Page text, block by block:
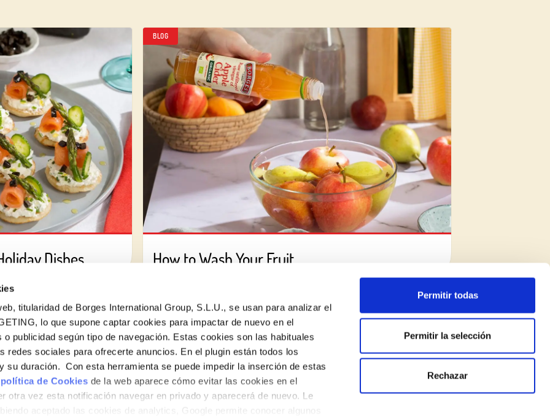
titularidad de Borges International Group, S.L.U., se usan para analizar el
lo que supone captar cookies para impactar de nuevo en el
publicidad según tipo de navegación. Estas cookies son las habituales
redes sociales para ofrecerte anuncios. En el plugin están todos los
su duración. Con esta herramienta se puede impedir la inserción de estas
de Cookies de la web aparece cómo evitar las cookies en el
otra vez esta notificación navegar en privado y aparecerá de nuevo. Le
aceptado las cookies de analytics, Google permite conocer algunos
Permitir todas
Permitir la selección
Rechazar
Dishes
BLOG
How to Wash Your Fruit
Legal Notice
Privacy Policy